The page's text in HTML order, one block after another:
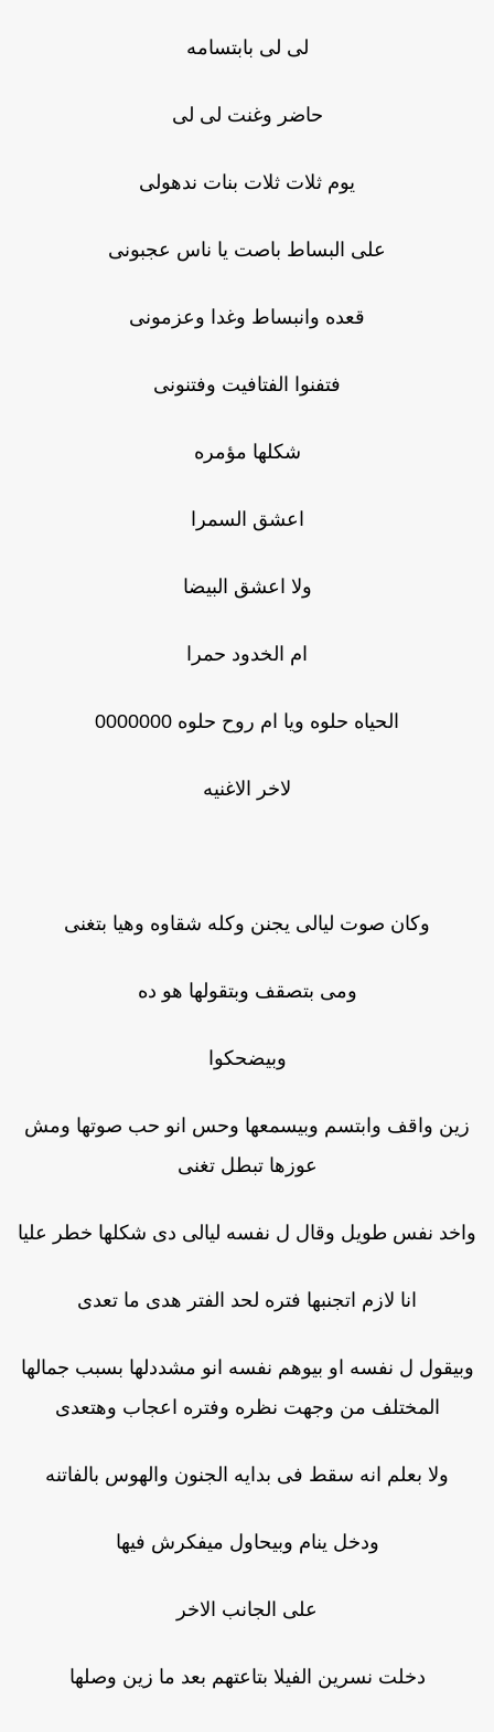
لى لى بابتسامه
حاضر وغنت لى لى
يوم ثلات ثلات بنات ندهولى
على البساط باصت يا ناس عجبونى
قعده وانبساط وغدا وعزمونى
فتفنوا الفتافيت وفتنونى
شكلها مؤمره
اعشق السمرا
ولا اعشق البيضا
ام الخدود حمرا
الحياه حلوه ويا ام روح حلوه 0000000
لاخر الاغنيه
وكان صوت ليالى يجنن وكله شقاوه وهيا بتغنى
ومى بتصقف وبتقولها هو ده
وبيضحكوا
زين واقف وابتسم وبيسمعها وحس انو حب صوتها ومش
عوزها تبطل تغنى
نفس طويل وقال ل نفسه ليالى دى شكلها خطر عليا
انا لازم اتجنبها فتره لحد الفتر هدى ما تعدى
وبيقول ل نفسه او بيوهم نفسه انو مشددلها بسبب جمالها
المختلف من وجهت نظره وفتره اعجاب وهتعدى
ولا بعلم انه سقط فى بدايه الجنون والهوس بالفاتنه
ودخل ينام وبيحاول ميفكرش فيها
على الجانب الاخر
دخلت نسرين الفيلا بتاعتهم بعد ما زين وصلها